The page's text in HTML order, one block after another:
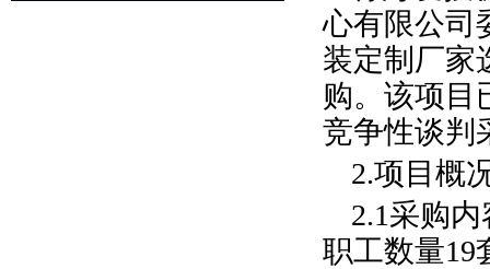
心有限公司
装定制厂家
购。该项目
竞争性谈判
2.项目概
2.1采购内
职工数量19